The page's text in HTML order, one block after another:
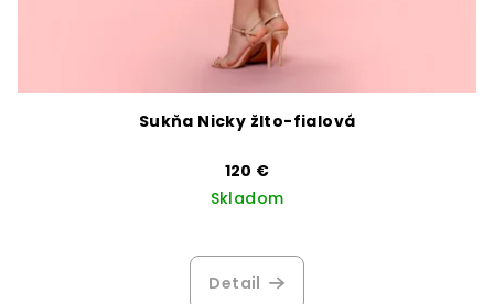
Sukňa Nicky žlto-fialová
120 €
Skladom
Detail